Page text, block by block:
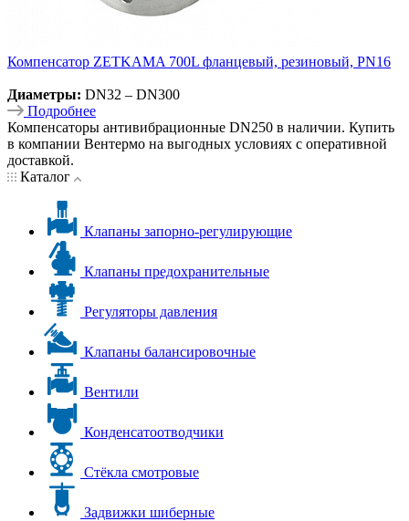
Компенсатор ZETKAMA 700L фланцевый, резиновый, PN16
Диаметры: DN32 – DN300
Подробнее
Компенсаторы антивибрационные DN250 в наличии. Купить
в компании Вентермо на выгодных условиях с оперативной
доставкой.
Каталог
Клапаны запорно-регулирующие
Клапаны предохранительные
Регуляторы давления
Клапаны балансировочные
Вентили
Конденсатоотводчики
Стёкла смотровые
Задвижки шиберные